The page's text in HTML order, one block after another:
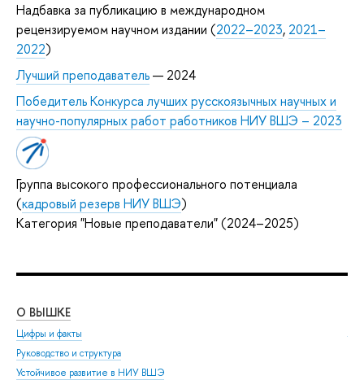
Надбавка за публикацию в международном
рецензируемом научном издании (2022–2023, 2021–
2022)
Лучший преподаватель— 2024
Победитель Конкурса лучших русскоязычных научных и
научно-популярных работ работников НИУ ВШЭ – 2023
Группа высокого профессионального потенциала
(кадровый резерв НИУ ВШЭ)
Категория "Новые преподаватели" (2024–2025)
О ВЫШКЕ
Цифры и факты
Руководство и структура
Устойчивое развитие в НИУ ВШЭ